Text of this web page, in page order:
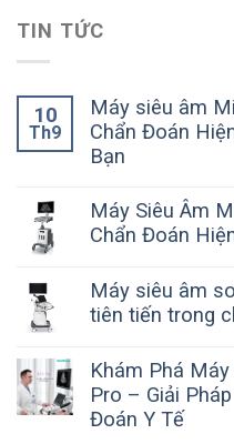
TIN TỨC
10
Th9
Máy siêu âm
Chẩn Đoán
Bạn
Máy Siêu Âm
Chẩn Đoán
Máy siêu âm
tiên tiến trong
Khám Phá
Pro – Giải
Đoán Y Tế